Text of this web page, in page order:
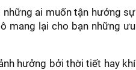
ai muốn tận hưởng sự
mang lại cho bạn những ưu
hưởng bởi thời tiết hay khí